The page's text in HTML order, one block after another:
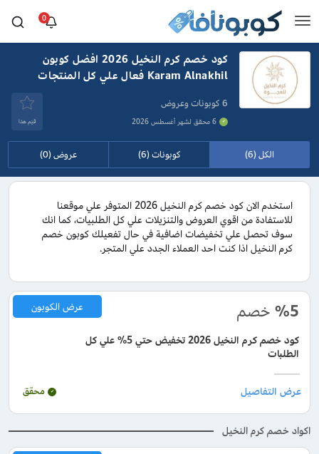
0
كود خصم كرم النخيل 2026 افضل كوبون
Karam Alnakhil فعال علي كل المنتجات
6 كوبونات وعروض
6 محقق لشهر أغسطس 2026 قيَم هذا
الكل (6) كوبونات (6) عروض (0)
استخدم الان كود خصم كرم النخيل 2026 المتوفر علي موقعنا
للاستفادة من اقوي العروض والتنزيلات علي كل الطلبيات، كما انك
سوف تحصل علي تخفيضات اضافية في حال تفعيلك كوبون خصم
كرم النخيل اذا كنت احد العملاء الجدد علي المتجر.
%5 خصم
كود خصم كرم النخيل 2026 تخفيض حتي 5% علي كل
الطلبات
عرض الكوبون
محقق
اكواد خصم كرم النخيل